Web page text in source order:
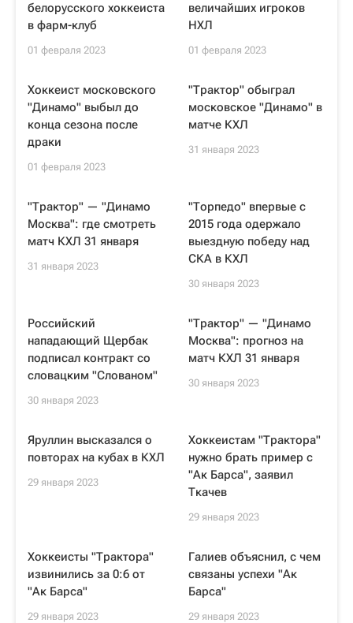
белорусского хоккеиста
в фарм-клуб
01 февраля 2023
величайших игроков
НХЛ
01 февраля 2023
Хоккеист московского
"Динамо" выбыл до
конца сезона после
драки
01 февраля 2023
"Трактор" обыграл
московское "Динамо" в
матче КХЛ
31 января 2023
"Трактор" — "Динамо
Москва": где смотреть
матч КХЛ 31 января
31 января 2023
"Торпедо" впервые с
2015 года одержало
выездную победу над
СКА в КХЛ
30 января 2023
Российский
нападающий Щербак
подписал контракт со
словацким "Слованом"
30 января 2023
"Трактор" — "Динамо
Москва": прогноз на
матч КХЛ 31 января
30 января 2023
Яруллин высказался о
повторах на кубах в КХЛ
29 января 2023
Хоккеистам "Трактора"
нужно брать пример с
"Ак Барса", заявил
Ткачев
29 января 2023
Хоккеисты "Трактора"
извинились за 0:6 от
"Ак Барса"
29 января 2023
Галиев объяснил, с чем
связаны успехи "Ак
Барса"
29 января 2023